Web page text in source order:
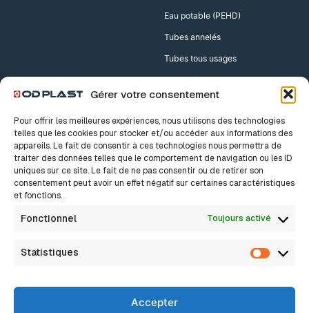
Gérer votre consentement
Pour offrir les meilleures expériences, nous utilisons des technologies
telles que les cookies pour stocker et/ou accéder aux informations des
appareils. Le fait de consentir à ces technologies nous permettra de
traiter des données telles que le comportement de navigation ou les ID
uniques sur ce site. Le fait de ne pas consentir ou de retirer son
consentement peut avoir un effet négatif sur certaines caractéristiques
et fonctions.
Fonctionnel Toujours activé
Statistiques
Accepter
Eau potable (PEHD)
Tubes annelés
Tubes tous usages
Accessoires
Accessoires Drains
Accessoires TPC
Nos solutions
Bâtiment
Industrie
Assainissement Non Collectif
A propos
Innovation, c’est sacré
Nos métiers